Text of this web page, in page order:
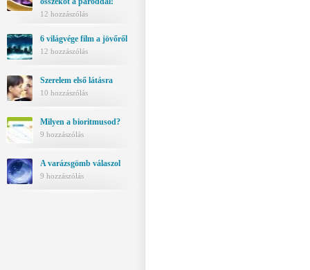
12 hozzászólás
6 világvége film a jövőről
12 hozzászólás
Szerelem első látásra
10 hozzászólás
Milyen a bioritmusod?
9 hozzászólás
A varázsgömb válaszol
9 hozzászólás